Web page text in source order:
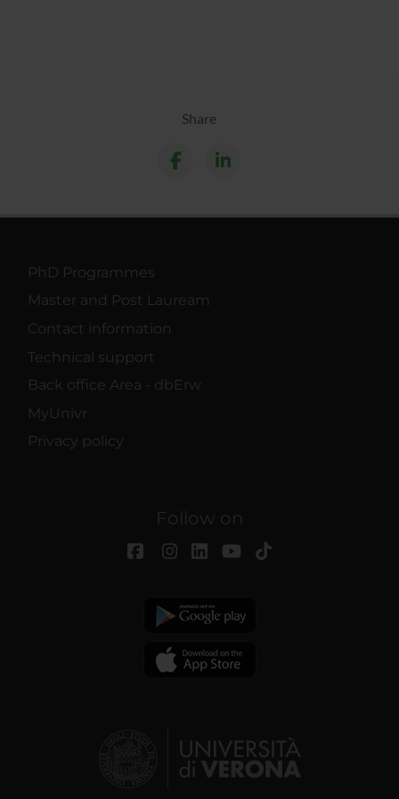
Share
PhD Programmes
Master and Post Lauream
Contact information
Technical support
Back office Area - dbErw
MyUnivr
Privacy policy
Follow on